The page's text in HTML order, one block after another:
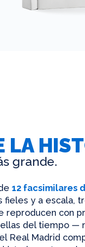
LA
grande.
12 facsimilares
fieles y a escala,
reproducen con
del tiempo —
Real Madrid